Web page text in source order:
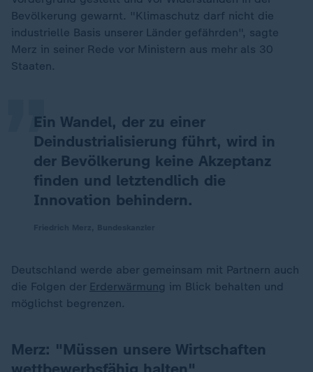
Bevölkerung gewarnt. "Klimaschutz darf nicht die
industrielle Basis unserer Länder gefährden", sagte
Merz in seiner Rede vor Ministern aus mehr als 30
Staaten.
Ein Wandel, der zu einer
Deindustrialisierung führt, wird in
der Bevölkerung keine Akzeptanz
finden und letztendlich die
Innovation behindern.
„
Deutschland werde aber gemeinsam mit Partnern auch
die Folgen der Erderwärmung im Blick behalten und
möglichst begrenzen.
Merz: "Müssen unsere Wirtschaften